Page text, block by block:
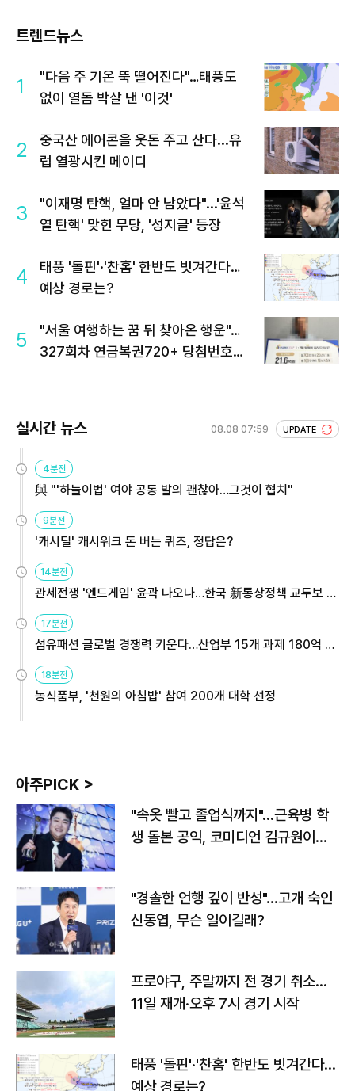
트렌드뉴스
1
"다음 주 기온 뚝 떨어진다"…태풍도
없이 열돔 박살 낸 '이것'
2
중국산 에어콘을 웃돈 주고 산다...유
럽 열광시킨 메이디
3
"이재명 탄핵, 얼마 안 남았다"...'윤석
열 탄핵' 맞힌 무당, '성지글' 등장
4
태풍 '돌핀'·'찬홈' 한반도 빗겨간다…
예상 경로는?
5
"서울 여행하는 꿈 뒤 찾아온 행운"…
327회차 연금복권720+ 당첨번호조
실시간 뉴스 08.08 07:59 UPDATE
4분전
與 "'하늘이법' 여야 공동 발의 괜찮아…그것이 협치"
9분전
'캐시딜' 캐시워크 돈 버는 퀴즈, 정답은?
14분전
관세전쟁 '엔드게임' 윤곽 나오나…한국 新통상정책 교두보 활
17분전
섬유패션 글로벌 경쟁력 키운다…산업부 15개 과제 180억 지
18분전
농식품부, '천원의 아침밥' 참여 200개 대학 선정
아주PICK >
"속옷 빨고 졸업식까지"…근육병 학
생 돌본 공익, 코미디언 김규원이었
"경솔한 언행 깊이 반성"…고개 숙인
신동엽, 무슨 일이길래?
프로야구, 주말까지 전 경기 취소…
11일 재개·오후 7시 경기 시작
태풍 '돌핀'·'찬홈' 한반도 빗겨간다…
예상 경로는?